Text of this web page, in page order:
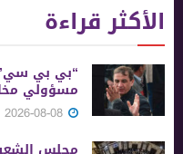
الأكثر قراءة
“بي بي
مسؤولي